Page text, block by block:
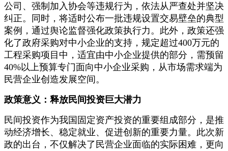
公司、强制加入协会等违规行为，依法从严查处并坚决
纠正。同时，将适时公布一批违规设置交易壁垒的典型
案例，通过舆论监督强化政策执行力。此外，政策还强
化了政府采购对中小企业的支持，规定超过400万元的
工程采购项目中，适宜由中小企业提供的部分，需预留
40%以上预算专门面向中小企业采购，从市场需求端为
民营企业创造发展空间。
政策意义：释放民间投资巨大潜力
民间投资作为我国固定资产投资的重要组成部分，是推
动经济增长、稳定就业、促进创新的重要力量。此次新
政的出台，不仅解决了民营企业面临的实际困难，更向